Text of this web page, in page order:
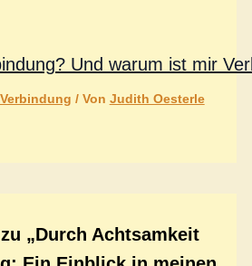
Und warum ist mir
Verbindung / Von Judith Oesterle
„Durch Achtsamkeit